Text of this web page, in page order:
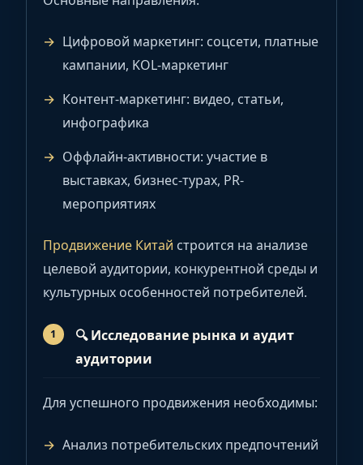
Цифровой маркетинг: соцсети, платные
кампании, KOL-маркетинг
Контент-маркетинг: видео, статьи,
инфографика
Оффлайн-активности: участие в
выставках, бизнес-турах, PR-
мероприятиях
Продвижение Китай строится на анализе
целевой аудитории, конкурентной среды и
культурных особенностей потребителей.
🔍Исследование рынка и аудит
аудитории
Для успешного продвижения необходимы:
Анализ потребительских предпочтений